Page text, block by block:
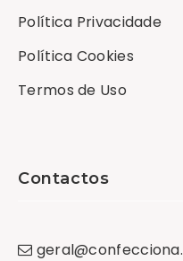
Política Privacidade
Política Cookies
Termos de Uso
Contactos
geral@confecciona.